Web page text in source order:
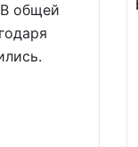
общей